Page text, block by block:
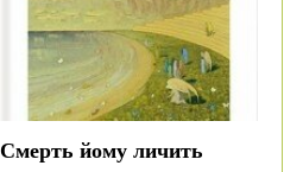
Смерть йому личить